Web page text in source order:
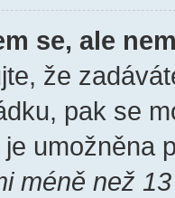
se, ale
že
pak se
umožněna
méně než